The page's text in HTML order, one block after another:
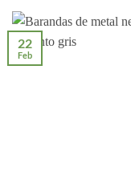
22
Feb